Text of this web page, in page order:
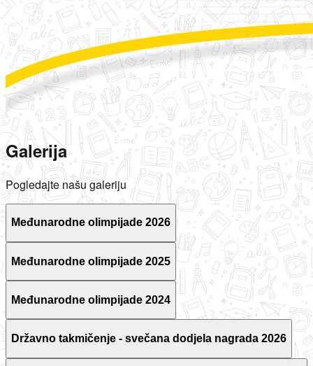
Galerija
Pogledajte našu galeriju
Međunarodne olimpijade 2026
Međunarodne olimpijade 2025
Međunarodne olimpijade 2024
Državno takmičenje - svečana dodjela nagrada 2026